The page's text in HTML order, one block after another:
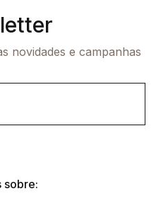
novidades e campanhas
sobre: